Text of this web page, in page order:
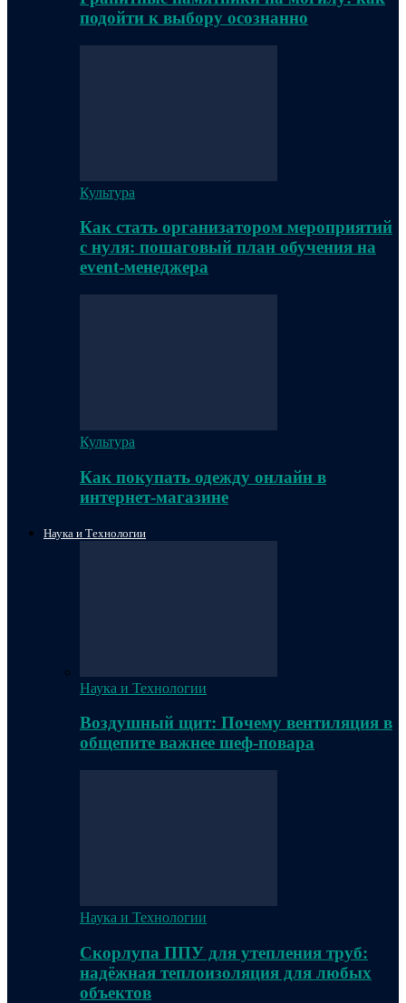
подойти к выбору осознанно
Культура
Как стать организатором мероприятий
с нуля: пошаговый план обучения на
event-менеджера
Культура
Как покупать одежду онлайн в
интернет-магазине
Наука и Технологии
Наука и Технологии
Воздушный щит: Почему вентиляция в
общепите важнее шеф-повара
Наука и Технологии
Скорлупа ППУ для утепления труб:
надёжная теплоизоляция для любых
объектов